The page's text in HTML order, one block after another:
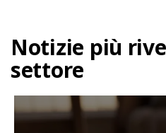
Notizie più
settore